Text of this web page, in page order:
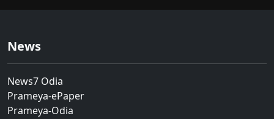
News
News7 Odia
Prameya-ePaper
Prameya-Odia